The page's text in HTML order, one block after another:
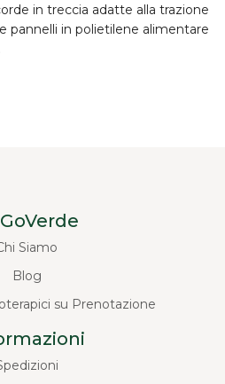
in treccia adatte alla trazione
pannelli in polietilene alimentare
Siamo
Blog
su Prenotazione